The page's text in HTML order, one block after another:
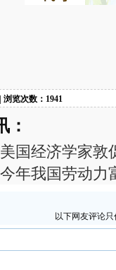
览次数：1941
：
美国经济学家敦
今年我国劳动力
以下网友评论